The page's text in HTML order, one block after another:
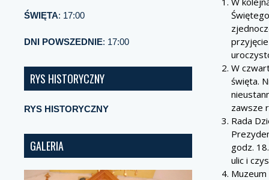
ŚWIĘTA: 17:00
DNI POWSZEDNIE: 17:00
RYS HISTORYCZNY
RYS HISTORYCZNY
GALERIA
W
święta.
zawsze
Rada
godz.
ulic i